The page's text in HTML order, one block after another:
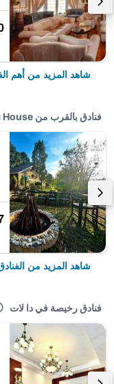
شاهد المزيد من أهم
فنادق بالقرب من Lan Phuc House
شاهد المزيد من
فنادق رخيصة في دا لات